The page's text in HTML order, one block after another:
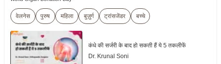
वेलनेस पुरुष महिला बुज़ुर्ग ट्रांसजेंडर बच्चे
कंधे की सर्जरी के बाद हो सकती हैं ये 5 तकलीफें
Dr. Krunal Soni